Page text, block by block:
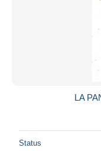
LA
Status